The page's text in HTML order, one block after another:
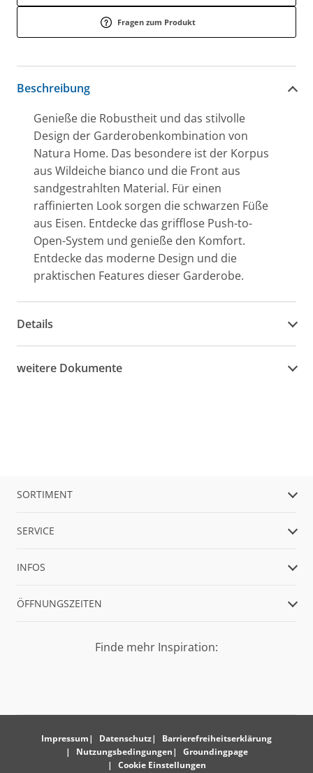
Fragen zum Produkt
Beschreibung
Genieße die Robustheit und das stilvolle
Design der Garderobenkombination von
Natura Home. Das besondere ist der Korpus
aus Wildeiche bianco und die Front aus
sandgestrahlten Material. Für einen
raffinierten Look sorgen die schwarzen Füße
aus Eisen. Entdecke das grifflose Push-to-
Open-System und genieße den Komfort.
Entdecke das moderne Design und die
praktischen Features dieser Garderobe.
Details
weitere Dokumente
SORTIMENT
SERVICE
INFOS
ÖFFNUNGSZEITEN
Finde mehr Inspiration:
Impressum Datenschutz
Barrierefreiheitserklärung
Nutzungsbedingungen
Groundingpage
Cookie Einstellungen